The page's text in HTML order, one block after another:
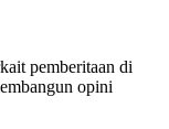
pemberitaan di
opini